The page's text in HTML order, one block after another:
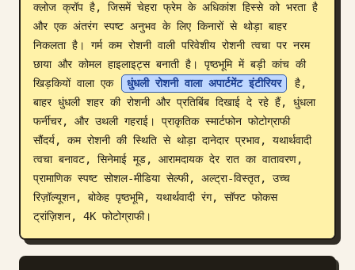
क्लोज क्रॉप है, जिसमें चेहरा फ्रेम के अधिकांश हिस्से को भरता है
और एक अंतरंग स्पष्ट अनुभव के लिए किनारों से थोड़ा बाहर
निकलता है। गर्म कम रोशनी वाली परिवेशीय रोशनी त्वचा पर नरम
छाया और कोमल हाइलाइट्स बनाती है। पृष्ठभूमि में बड़ी कांच की
खिड़कियों वाला एक
धुंधली रोशनी वाला अपार्टमेंट इंटीरियर
है,
बाहर धुंधली शहर की रोशनी और प्रतिबिंब दिखाई दे रहे हैं, धुंधला
फर्नीचर, और उथली गहराई। प्राकृतिक स्मार्टफोन फोटोग्राफी
सौंदर्य, कम रोशनी की स्थिति से थोड़ा दानेदार प्रभाव, यथार्थवादी
त्वचा बनावट, सिनेमाई मूड, आरामदायक देर रात का वातावरण,
प्रामाणिक स्पष्ट सोशल-मीडिया सेल्फी, अल्ट्रा-विस्तृत, उच्च
रिज़ॉल्यूशन, बोकेह पृष्ठभूमि, यथार्थवादी रंग, सॉफ्ट फोकस
ट्रांज़िशन, 4K फोटोग्राफी।